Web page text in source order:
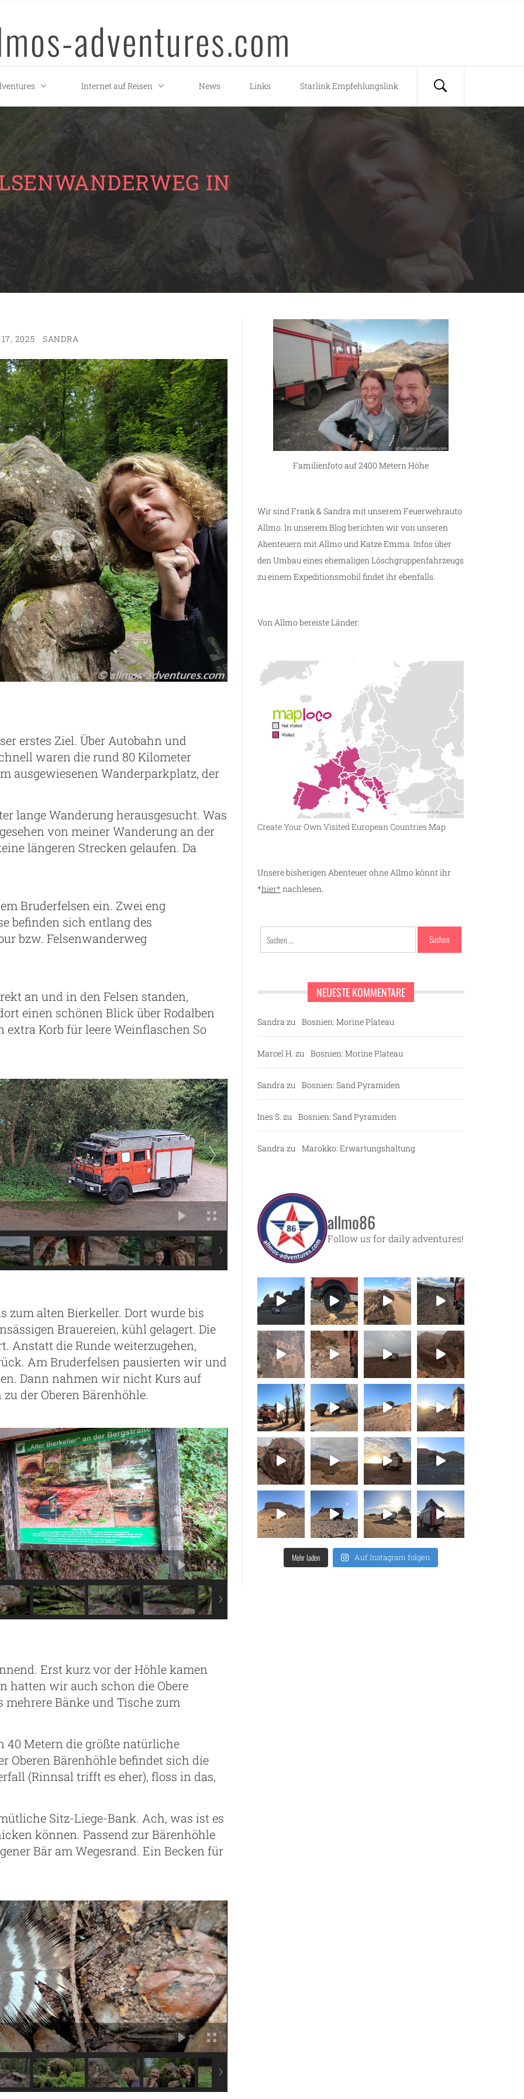
adventures.com
Internet auf Reisen News Links Starlink Empfehlungslink
IN
2025 SANDRA
erstes Ziel. Über Autobahn und
waren die rund 80 Kilometer
ausgewiesenen Wanderparkplatz, der
lange Wanderung herausgesucht. Was
von meiner Wanderung an der
längeren Strecken gelaufen. Da
Bruderfelsen ein. Zwei eng
befinden sich entlang des
bzw. Felsenwanderweg
an und in den Felsen standen,
einen schönen Blick über Rodalben
Korb für leere Weinflaschen So
zum alten Bierkeller. Dort wurde bis
Brauereien, kühl gelagert. Die
Anstatt die Runde weiterzugehen,
Am Bruderfelsen pausierten wir und
Dann nahmen wir nicht Kurs auf
der Oberen Bärenhöhle.
Erst kurz vor der Höhle kamen
hatten wir auch schon die Obere
Bänke und Tische zum
40 Metern die größte natürliche
Oberen Bärenhöhle befindet sich die
(Rinnsal trifft es eher), floss in das,
Sitz-Liege-Bank. Ach, was ist es
können. Passend zur Bärenhöhle
Bär am Wegesrand. Ein Becken für
Familienfoto auf 2400 Metern Höhe
Wir sind Frank & Sandra mit unserem Feuerwehrauto
Allmo. In unserem Blog berichten wir von unseren
Abenteuern mit Allmo und Katze Emma. Infos über
den Umbau eines ehemaligen Löschgruppenfahrzeugs
zu einem Expeditionsmobil findet ihr ebenfalls.
Von Allmo bereiste Länder:
Create Your Own Visited European Countries Map
Unsere bisherigen Abenteuer ohne Allmo könnt ihr
*hier* nachlesen.
Suchen
nach:
NEUESTE KOMMENTARE
Sandra zu Bosnien: Morine Plateau
Marcel H. zu Bosnien: Morine Plateau
Sandra zu Bosnien: Sand Pyramiden
Ines S. zu Bosnien: Sand Pyramiden
Sandra zu Marokko: Erwartungshaltung
allmo86
Follow us for daily adventures!
Mehr laden Auf Instagram folgen